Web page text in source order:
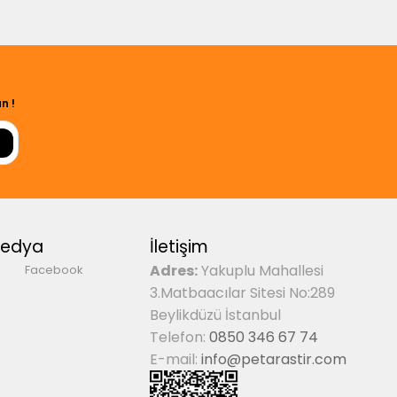
!
Facebook
İletişim
Adres:Yakuplu Mahallesi
3.Matbaacılar Sitesi No:289
Beylikdüzü İstanbul
Telefon: 0850 346 67 74
E-mail: info@petarastir.com